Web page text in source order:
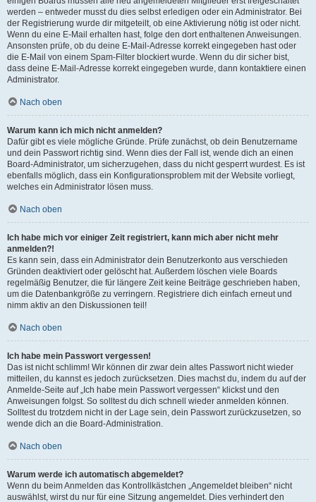
werden – entweder musst du dies selbst erledigen oder ein Administrator. Bei
der Registrierung wurde dir mitgeteilt, ob eine Aktivierung nötig ist oder nicht.
Wenn du eine E-Mail erhalten hast, folge den dort enthaltenen Anweisungen.
Ansonsten prüfe, ob du deine E-Mail-Adresse korrekt eingegeben hast oder
die E-Mail von einem Spam-Filter blockiert wurde. Wenn du dir sicher bist,
dass deine E-Mail-Adresse korrekt eingegeben wurde, dann kontaktiere einen
Administrator.
Nach oben
Warum kann ich mich nicht anmelden?
Dafür gibt es viele mögliche Gründe. Prüfe zunächst, ob dein Benutzername
und dein Passwort richtig sind. Wenn dies der Fall ist, wende dich an einen
Board-Administrator, um sicherzugehen, dass du nicht gesperrt wurdest. Es ist
ebenfalls möglich, dass ein Konfigurationsproblem mit der Website vorliegt,
welches ein Administrator lösen muss.
Nach oben
Ich habe mich vor einiger Zeit registriert, kann mich aber nicht mehr
anmelden?!
Es kann sein, dass ein Administrator dein Benutzerkonto aus verschieden
Gründen deaktiviert oder gelöscht hat. Außerdem löschen viele Boards
regelmäßig Benutzer, die für längere Zeit keine Beiträge geschrieben haben,
um die Datenbankgröße zu verringern. Registriere dich einfach erneut und
nimm aktiv an den Diskussionen teil!
Nach oben
Ich habe mein Passwort vergessen!
Das ist nicht schlimm! Wir können dir zwar dein altes Passwort nicht wieder
mitteilen, du kannst es jedoch zurücksetzen. Dies machst du, indem du auf der
Anmelde-Seite auf „Ich habe mein Passwort vergessen“ klickst und den
Anweisungen folgst. So solltest du dich schnell wieder anmelden können.
Solltest du trotzdem nicht in der Lage sein, dein Passwort zurückzusetzen, so
wende dich an die Board-Administration.
Nach oben
Warum werde ich automatisch abgemeldet?
Wenn du beim Anmelden das Kontrollkästchen „Angemeldet bleiben“ nicht
auswählst, wirst du nur für eine Sitzung angemeldet. Dies verhindert den